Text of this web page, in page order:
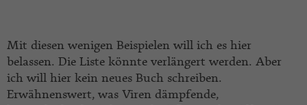
Mit diesen wenigen Beispielen will ich es hier
belassen. Die Liste könnte verlängert werden. Aber
ich will hier kein neues Buch schreiben.
Erwähnenswert, was Viren dämpfende,